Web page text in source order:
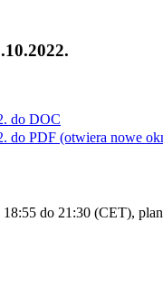
do DOC
do PDF (otwiera nowe
do 21:30 (CET),